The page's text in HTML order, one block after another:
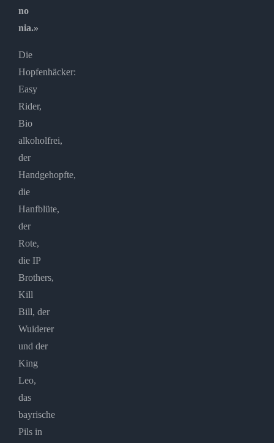
no
nia.»
Die
Hopfenhäcker:
Easy
Rider,
Bio
alkoholfrei,
der
Handgehopfte,
die
Hanfblüte,
der
Rote,
die IP
Brothers,
Kill
Bill, der
Wuiderer
und der
King
Leo,
das
bayrische
Pils in